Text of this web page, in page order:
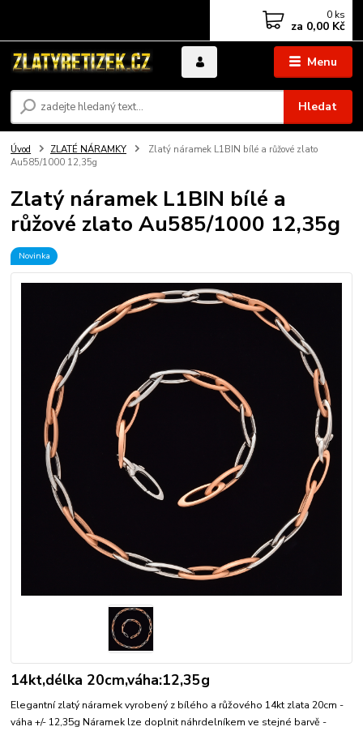
Menu
Hledat
0 ks
za 0,00 Kč
Úvod ZLATÉ NÁRAMKY
Zlatý náramek L1BIN bílé a růžové zlato
Au585/1000 12,35g
Zlatý náramek L1BIN bílé a
růžové zlato Au585/1000 12,35g
Novinka
14kt,délka 20cm,váha:12,35g
Elegantní zlatý náramek vyrobený z bílého a růžového 14kt zlata 20cm -
váha +/- 12,35g Náramek lze doplnit náhrdelníkem ve stejné barvě -